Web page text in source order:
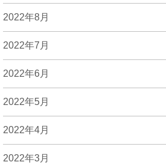
2022年8月
2022年7月
2022年6月
2022年5月
2022年4月
2022年3月